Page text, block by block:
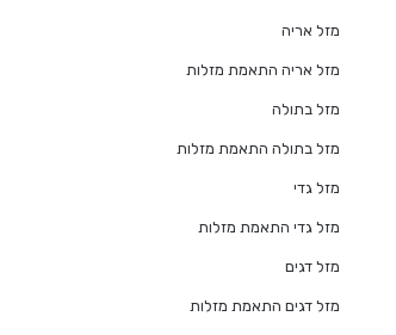
מזל אריה
מזל אריה התאמת מזלות
מזל בתולה
מזל בתולה התאמת מזלות
מזל גדי
מזל גדי התאמת מזלות
מזל דגים
מזל דגים התאמת מזלות